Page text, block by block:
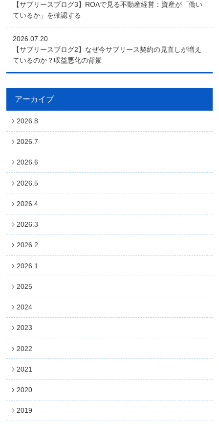
【サブリースブログ3】ROAで見る不動産経営：資産が「働い
ているか」を確認する
2026.07.20
【サブリースブログ2】なぜ今サブリース契約の見直しが増え
ているのか？収益悪化の背景
アーカイブ
2026.8
2026.7
2026.6
2026.5
2026.4
2026.3
2026.2
2026.1
2025
2024
2023
2022
2021
2020
2019